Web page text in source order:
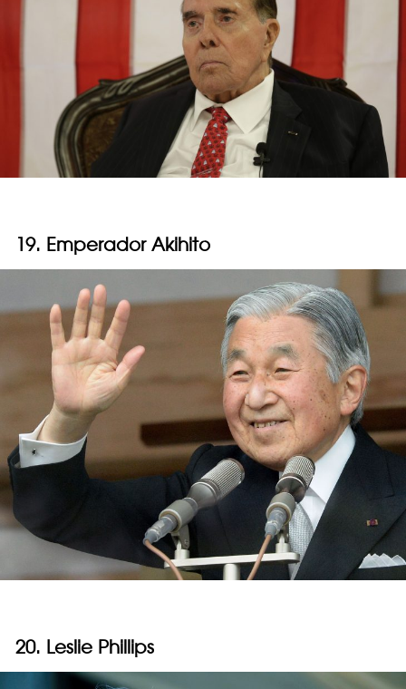
19. Emperador Akihito
20. Leslie Phillips